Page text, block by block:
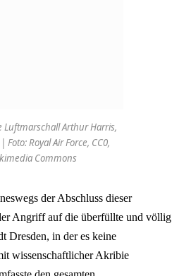
Luftmarschall Arthur Harris,
Foto: Royal Air Force, CC0,
Commons
der Abschluss dieser
Angriff auf die überfüllte und völlig
Dresden, in der es keine
wissenschaftlicher Akribie